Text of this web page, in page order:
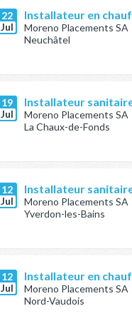
22
Jul
Installateur en
Moreno Placements SA
Neuchâtel
19
Jul
Installateur
Moreno Placements SA
La Chaux-de-Fonds
12
Jul
Installateur
Moreno Placements SA
Yverdon-les-Bains
12
Jul
Installateur en
Moreno Placements SA
Nord-Vaudois